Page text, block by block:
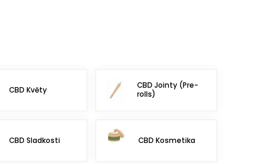
CBD Květy
CBD Jointy (Pre-
rolls)
CBD Sladkosti CBD Kosmetika